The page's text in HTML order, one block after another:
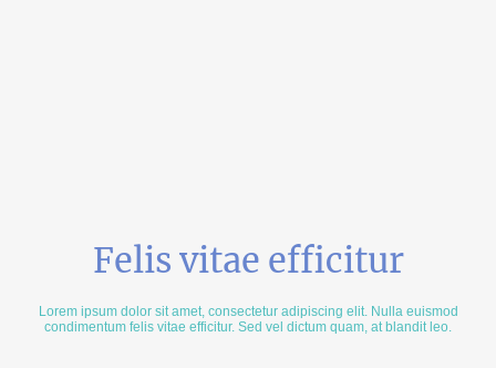
Felis vitae efficitur
Lorem ipsum dolor sit amet, consectetur adipiscing elit. Nulla euismod
condimentum felis vitae efficitur. Sed vel dictum quam, at blandit leo.